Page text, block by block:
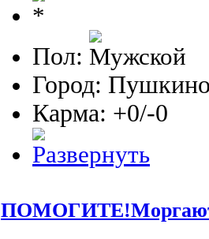
Пол:
Город:
Карма: +0/-0
ПОМОГИТЕ!Моргают